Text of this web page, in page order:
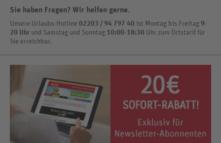
Sie haben Fragen? Wir helfen gerne.
Unsere Urlaubs-Hotline 02203 / 94 797 40 ist Montag bis Freitag 9-
20 Uhr und Samstag und Sonntag 10:00-18:30 Uhr zum Ortstarif für
Sie erreichbar.